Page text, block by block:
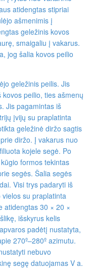
atidengtas stipriai
ašmenimis į
geležinis kovos
smaigaliu į vakarus.
jog šalia kovos peilio
geležinis peilis. Jis
peilio, ties ašmenų
Jis pagamintas iš
įvijų su praplatinta
geležinė diržo sagtis
diržo. Į vakarus nuo
kojele segė. Po
formos tekintas
segės. Šalia segės
Visi trys padaryti iš
su praplatinta
atidengtas 30 × 20 ×
išskyrus kelis
padėtį nustatyta,
270º–280º azimutu.
nebuvo
segę datuojamas V a.